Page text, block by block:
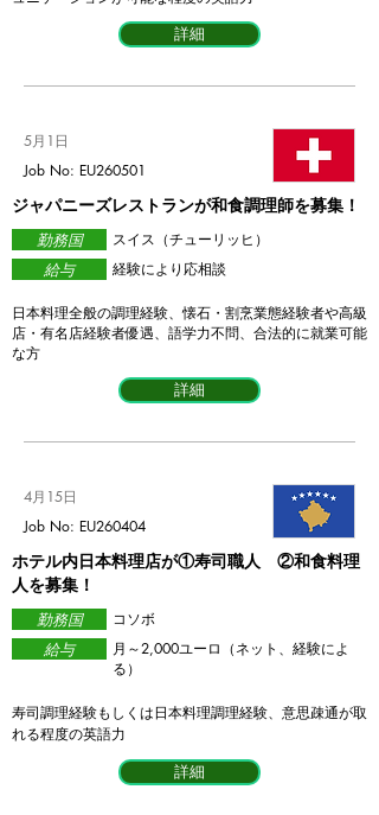
詳細
5月1日
Job No: EU260501
ジャパニーズレストランが和食調理師を募集！
勤務国 スイス（チューリッヒ）
給与 経験により応相談
日本料理全般の調理経験、懐石・割烹業態経験者や高級
店・有名店経験者優遇、語学力不問、合法的に就業可能
な方
詳細
4月15日
Job No: EU260404
ホテル内日本料理店が①寿司職人 ②和食料理
人を募集！
勤務国 ​コソボ
給与
​月～2,000ユーロ（ネット、経験によ
る）
寿司調理経験もしくは日本料理調理経験、意思疎通が取
れる程度の英語力
詳細